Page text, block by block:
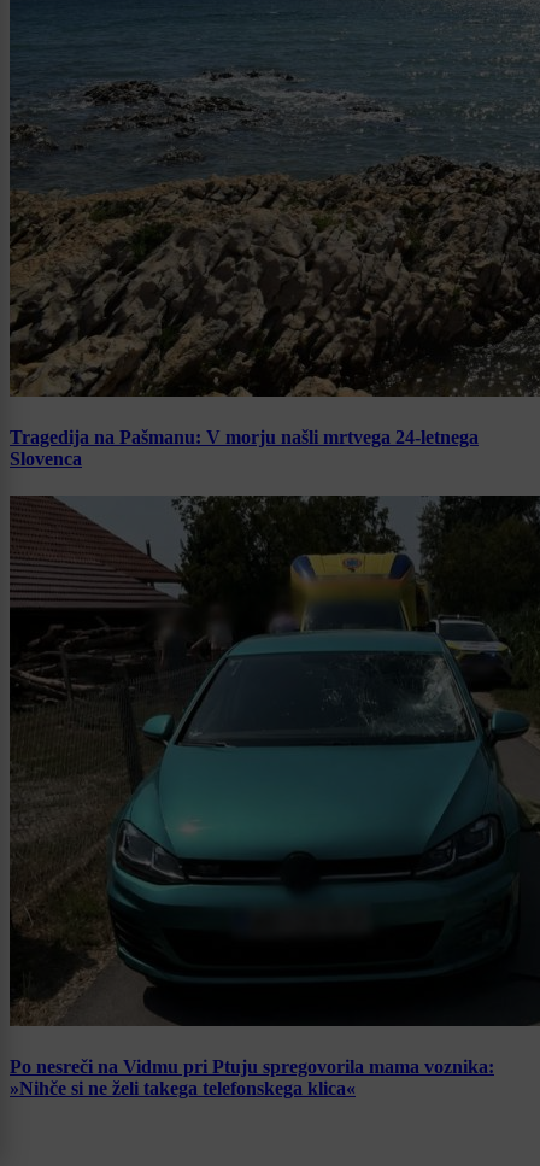
Tragedija na Pašmanu: V morju našli mrtvega 24-letnega
Slovenca
Po nesreči na Vidmu pri Ptuju spregovorila mama voznika:
»Nihče si ne želi takega telefonskega klica«